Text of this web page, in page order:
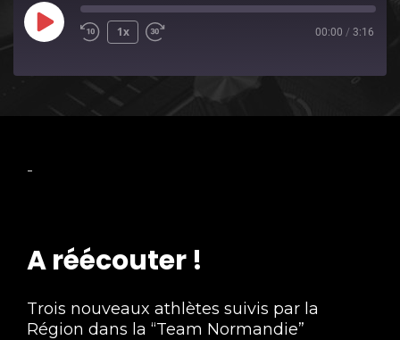
Play
1x 00:00 / 3:16
-
A réécouter !
Trois nouveaux athlètes suivis par la
Région dans la “Team Normandie”